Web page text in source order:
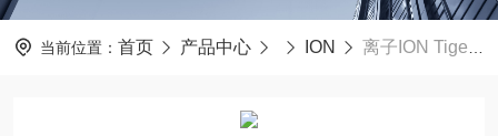
当前位置： 首页 产品中心 ION 离子ION Tiger XT-0003 PPB级VOC气体检测仪